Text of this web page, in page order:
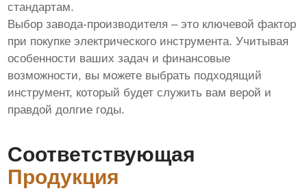
стандартам.
Выбор завода-производителя – это ключевой фактор
при покупке электрического инструмента. Учитывая
особенности ваших задач и финансовые
возможности, вы можете выбрать подходящий
инструмент, который будет служить вам верой и
правдой долгие годы.
Соответствующая
Продукция